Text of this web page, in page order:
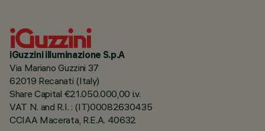
iGuzzini illuminazione S.p.A
Via Mariano Guzzini 37
62019 Recanati (Italy)
Share Capital €21.050.000,00 i.v.
VAT N. and R.I. : (IT)00082630435
CCIAA Macerata, R.E.A. 40632